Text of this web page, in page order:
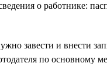
о работнике:
завести и внести
по основному